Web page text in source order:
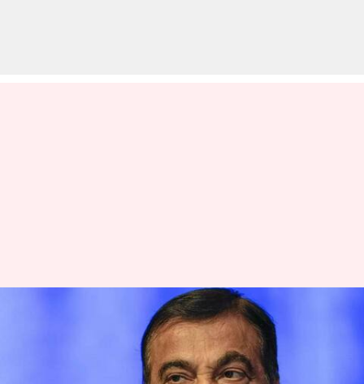
2024 నాటికి 15 లక్షల కోట్లకు చేరుకునే
లక్ష్యం దిశగా భారతీయ ఆటోమొబైల్
మార్కెట్: నితిన్ గడ్కరీ